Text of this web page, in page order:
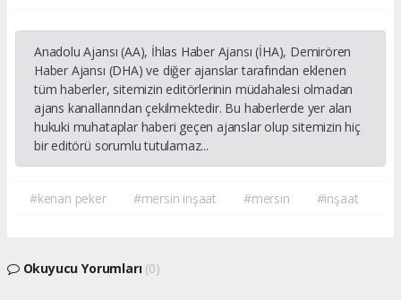
Anadolu Ajansı (AA), İhlas Haber Ajansı (İHA), Demirören
Haber Ajansı (DHA) ve diğer ajanslar tarafından eklenen
tüm haberler, sitemizin editörlerinin müdahalesi olmadan
ajans kanallarından çekilmektedir. Bu haberlerde yer alan
hukuki muhataplar haberi geçen ajanslar olup sitemizin hiç
bir editörü sorumlu tutulamaz...
#kenan peker #mersin inşaat #mersin #inşaat
Okuyucu Yorumları (0)